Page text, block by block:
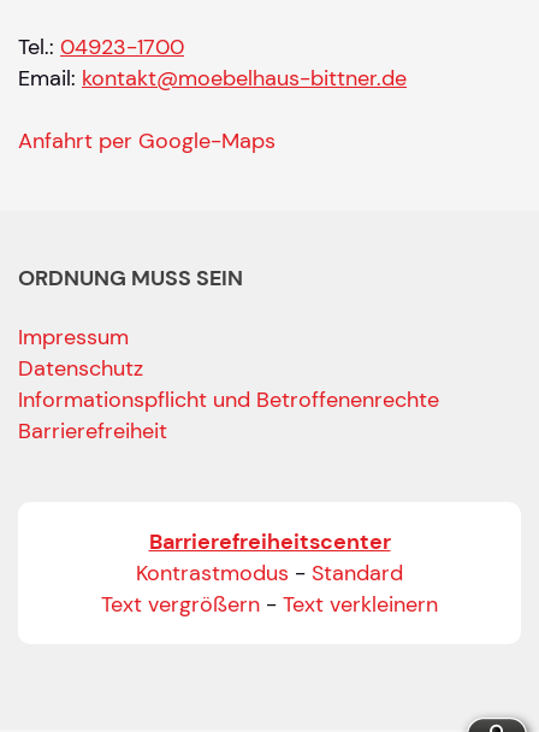
Tel.: 04923-1700
Email: kontakt@moebelhaus-bittner.de
Anfahrt per Google-Maps
ORDNUNG MUSS SEIN
Impressum
Datenschutz
Informationspflicht und Betroffenenrechte
Barrierefreiheit
Barrierefreiheitscenter
Kontrastmodus - Standard
Text vergrößern - Text verkleinern